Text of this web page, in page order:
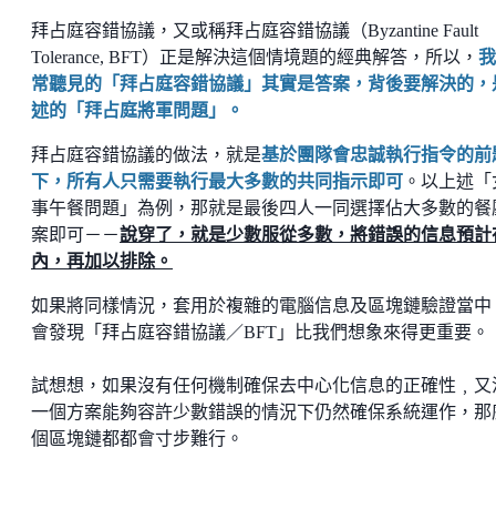
拜占庭容錯協議，又或稱拜占庭容錯協議（Byzantine Fault
Tolerance, BFT）正是解決這個情境題的經典解答，所以，
常聽見的「拜占庭容錯協議」其實是答案，背後要解決的，
述的「拜占庭將軍問題」。
拜占庭容錯協議的做法，就是基於團隊會忠誠執行指令的前
下，所有人只需要執行最大多數的共同指示即可 。以上述
事午餐問題」為例，那就是最後四人一同選擇佔大多數的餐
案即可－－說穿了，就是少數服從多數，將錯誤的信息預計
內，再加以排除。
如果將同樣情況，套用於複雜的電腦信息及區塊鏈驗證當中
會發現「拜占庭容錯協議／BFT」比我們想象來得更重要。
試想想，如果沒有任何機制確保去中心化信息的正確性﹐又
一個方案能夠容許少數錯誤的情況下仍然確保系統運作，那
個區塊鏈都都會寸步難行。